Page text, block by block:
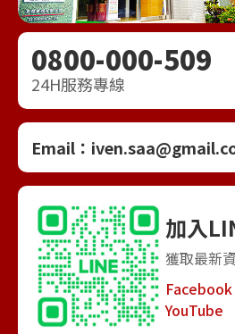
0800-000-509
24H服務專線
Email：
加入
獲取最新
Facebook
YouTube